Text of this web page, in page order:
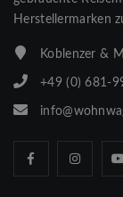
Herstellermarken
Koblenzer &
+49 (0) 681-